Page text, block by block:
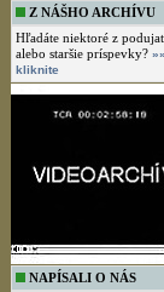
Z NÁŠHO ARCHÍVU
Hľadáte niektoré z
alebo staršie príspevky? »»
kliknite
NAPÍSALI O NÁS